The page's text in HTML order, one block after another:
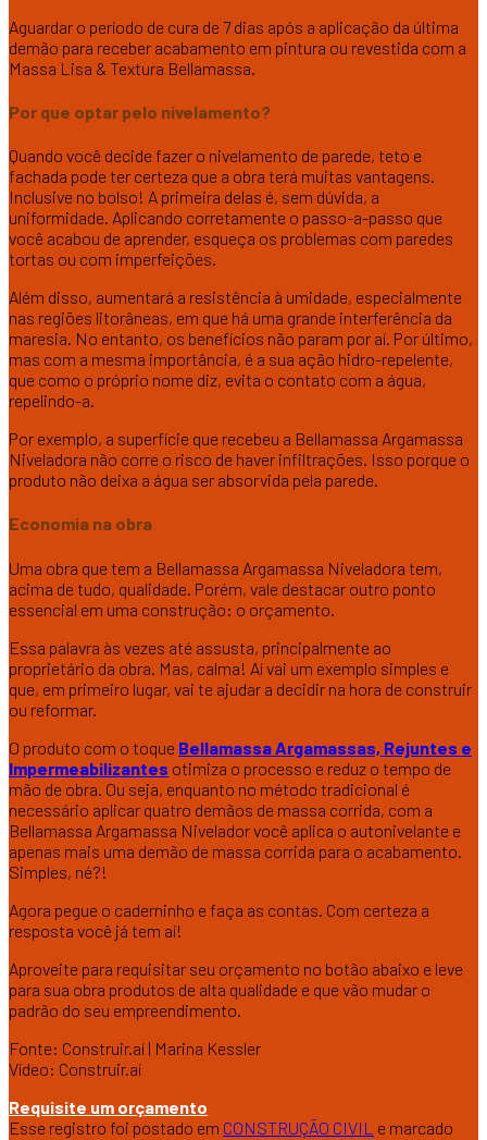
Aguardar o período de cura de 7 dias após a aplicação da última
demão para receber acabamento em pintura ou revestida com a
Massa Lisa & Textura Bellamassa.
Por que optar pelo nivelamento?
Quando você decide fazer o nivelamento de parede, teto e
fachada pode ter certeza que a obra terá muitas vantagens.
Inclusive no bolso! A primeira delas é, sem dúvida, a
uniformidade. Aplicando corretamente o passo-a-passo que
você acabou de aprender, esqueça os problemas com paredes
tortas ou com imperfeições.
Além disso, aumentará a resistência à umidade, especialmente
nas regiões litorâneas, em que há uma grande interferência da
maresia. No entanto, os benefícios não param por aí. Por último,
mas com a mesma importância, é a sua ação hidro-repelente,
que como o próprio nome diz, evita o contato com a água,
repelindo-a.
Por exemplo, a superfície que recebeu a Bellamassa Argamassa
Niveladora não corre o risco de haver infiltrações. Isso porque o
produto não deixa a água ser absorvida pela parede.
Economia na obra
Uma obra que tem a Bellamassa Argamassa Niveladora tem,
acima de tudo, qualidade. Porém, vale destacar outro ponto
essencial em uma construção: o orçamento.
Essa palavra às vezes até assusta, principalmente ao
proprietário da obra. Mas, calma! Aí vai um exemplo simples e
que, em primeiro lugar, vai te ajudar a decidir na hora de construir
ou reformar.
O produto com o toque Bellamassa Argamassas, Rejuntes e
Impermeabilizantes otimiza o processo e reduz o tempo de
mão de obra. Ou seja, enquanto no método tradicional é
necessário aplicar quatro demãos de massa corrida, com a
Bellamassa Argamassa Nivelador você aplica o autonivelante e
apenas mais uma demão de massa corrida para o acabamento.
Simples, né?!
Agora pegue o caderninho e faça as contas. Com certeza a
resposta você já tem aí!
Aproveite para requisitar seu orçamento no botão abaixo e leve
para sua obra produtos de alta qualidade e que vão mudar o
padrão do seu empreendimento.
Fonte: Construir.aí | Marina Kessler
Vídeo: Construir.aí
Requisite um orçamento
Esse registro foi postado em CONSTRUÇÃO CIVIL e marcado